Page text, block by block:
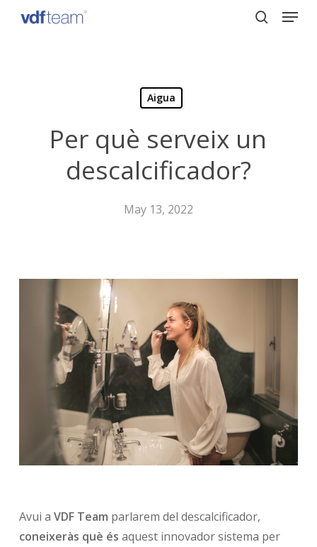
Menu
Aigua
Per què serveix un
descalcificador?
May 13, 2022
Avui a VDF Team parlarem del descalcificador,
coneixeràs què és aquest innovador sistema per